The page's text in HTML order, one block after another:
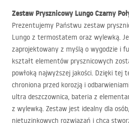
Zestaw Prysznicowy Lungo Czarny
Prezentujemy Państwu zestaw
Lungo z termostatem oraz wylewką.
zaprojektowany z myślą o wygodzie i
kształt elementów prysznicowych
powłoką najwyższej jakości. Dzięki tej
chroniona przed korozją i
ultra deszczownica, bateria z
z wylewką. Zestaw jest idealny dla
nietuzinkowych rozwiązań i chcą